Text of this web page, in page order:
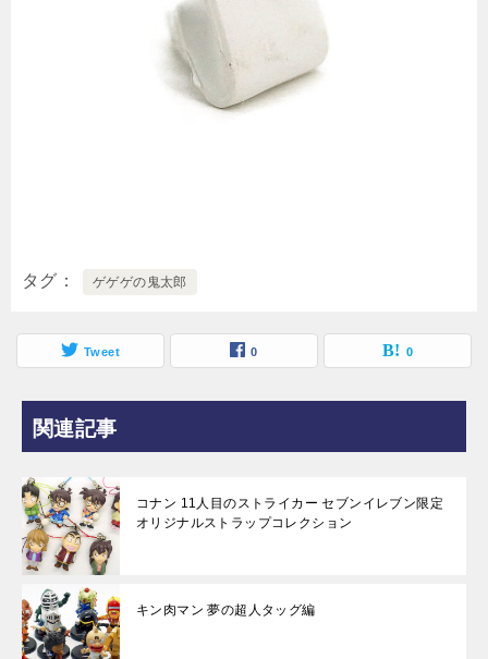
タグ ゲゲゲの鬼太郎
Tweet 0 0
関連記事
コナン 11人目のストライカー セブンイレブン限定
オリジナルストラップコレクション
キン肉マン 夢の超人タッグ編